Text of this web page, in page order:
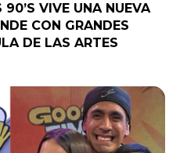
90’S VIVE UNA NUEVA
CON GRANDES
DE LAS ARTES